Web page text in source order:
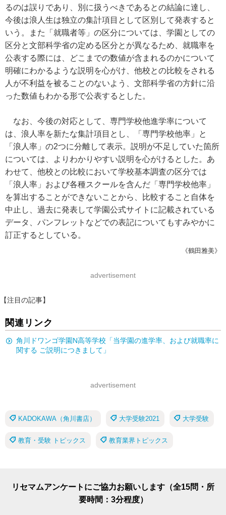
るのは誤りであり、別に扱うべきであるとの結論に達し、
今後は浪人生は独立の集計項目として区別して発表すると
いう。また「就職者等」の区分については、学園としての
区分と文部科学省の定める区分とが異なるため、就職率を
公表する際には、どこまでの数値が含まれるのかについて
明確にわかるような説明を心がけ、他校との比較をされる
人が不利益を被ることのないよう、文部科学省の方針に沿
った数値もわかる形で公表するとした。
なお、今後の対応として、専門学校他進学率について
は、浪人率を新たな集計項目とし、「専門学校他率」と
「浪人率」の2つに分離して表示。説明が不足していた箇所
については、よりわかりやすい説明を心がけるとした。あ
わせて、他校との比較において学校基本調査の区分では
「浪人率」および各種スクールを含んだ「専門学校他率」
を算出することができないことから、比較すること自体を
中止し、過去に発表して学園公式サイトに記載されている
データ、パンフレットなどでの表記についてもすみやかに
訂正するとしている。
《鶴田雅美》
advertisement
【注目の記事】
関連リンク
角川ドワンゴ学園N高等学校「当学園の進学率、および就職率に
関する ご説明につきまして」
advertisement
KADOKAWA（角川書店） 大学受験2021 大学受験
教育・受験 トピックス 教育業界トピックス
リセマムアンケートにご協力お願いします（全15問・所
要時間：3分程度）